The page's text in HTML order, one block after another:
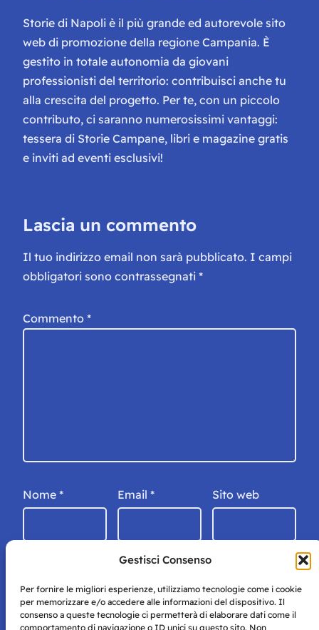
Gestisci Consenso
Per fornire le migliori esperienze, utilizziamo tecnologie come i cookie
per memorizzare e/o accedere alle informazioni del dispositivo. Il
consenso a queste tecnologie ci permetterà di elaborare dati come il
comportamento di navigazione o ID unici su questo sito. Non
Storie di Napoli è il più grande ed autorevole sito
web di promozione della regione Campania. È
gestito in totale autonomia da giovani
professionisti del territorio: contribuisci anche tu
alla crescita del progetto. Per te, con un piccolo
contributo, ci saranno numerosissimi vantaggi:
tessera di Storie Campane, libri e magazine gratis
e inviti ad eventi esclusivi!
Lascia un commento
Il tuo indirizzo email non sarà pubblicato. I campi
obbligatori sono contrassegnati *
Commento *
Nome * Email * Sito web